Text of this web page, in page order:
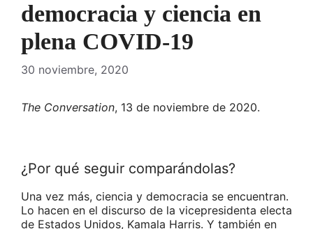
democracia y ciencia en
plena COVID-19
30 noviembre, 2020
The Conversation, 13 de noviembre de 2020.
¿Por qué seguir comparándolas?
Una vez más, ciencia y democracia se encuentran.
Lo hacen en el discurso de la vicepresidenta electa
de Estados Unidos, Kamala Harris. Y también en